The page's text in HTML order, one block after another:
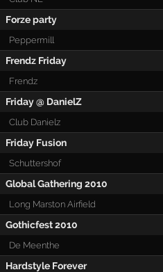
Forze party
Peppermill
Frendz Friday
Frendz
Friday @ DanielZ
Club Danielz
Friday Fusion
Schuttershof
Global Gathering 2010
Long Marston Airfield
Gothicfest 2010
De Meenthe
Hardstyle Forever